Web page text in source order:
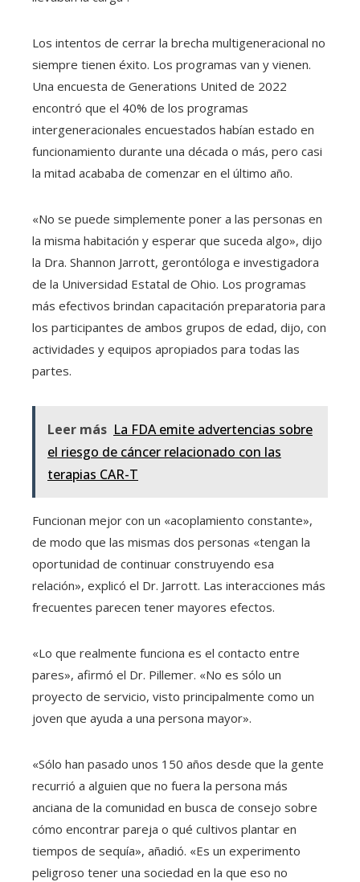
Los intentos de cerrar la brecha multigeneracional no
siempre tienen éxito. Los programas van y vienen.
Una encuesta de Generations United de 2022
encontró que el 40% de los programas
intergeneracionales encuestados habían estado en
funcionamiento durante una década o más, pero casi
la mitad acababa de comenzar en el último año.
«No se puede simplemente poner a las personas en
la misma habitación y esperar que suceda algo», dijo
la Dra. Shannon Jarrott, gerontóloga e investigadora
de la Universidad Estatal de Ohio. Los programas
más efectivos brindan capacitación preparatoria para
los participantes de ambos grupos de edad, dijo, con
actividades y equipos apropiados para todas las
partes.
Leer más La FDA emite advertencias sobre
el riesgo de cáncer relacionado con las
terapias CAR-T
Funcionan mejor con un «acoplamiento constante»,
de modo que las mismas dos personas «tengan la
oportunidad de continuar construyendo esa
relación», explicó el Dr. Jarrott. Las interacciones más
frecuentes parecen tener mayores efectos.
«Lo que realmente funciona es el contacto entre
pares», afirmó el Dr. Pillemer. «No es sólo un
proyecto de servicio, visto principalmente como un
joven que ayuda a una persona mayor».
«Sólo han pasado unos 150 años desde que la gente
recurrió a alguien que no fuera la persona más
anciana de la comunidad en busca de consejo sobre
cómo encontrar pareja o qué cultivos plantar en
tiempos de sequía», añadió. «Es un experimento
peligroso tener una sociedad en la que eso no